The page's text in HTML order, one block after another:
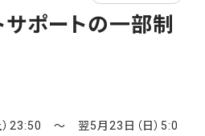
サポートの一部制
）23:50 ～ 翌5月23日（日）5:0